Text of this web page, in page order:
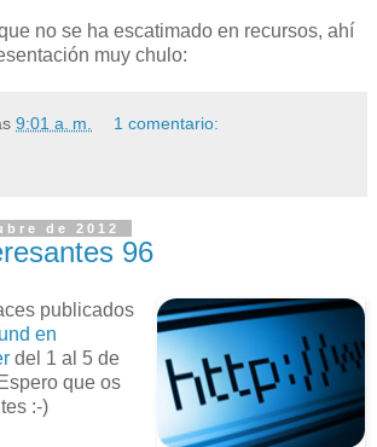
no se ha escatimado en recursos, ahí
muy chulo:
9:01 a. m. 1 comentario:
de 2012
96
publicados
en
del 1 al 5 de
que os
:-)